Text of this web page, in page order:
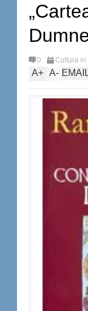
0 Cultura in
A+ A-